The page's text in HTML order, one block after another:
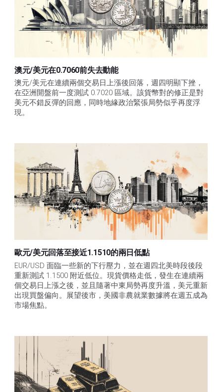
澳元/美元在0.7060前失去動能
澳元/美元在連續兩個交易日上漲後回落，週四明顯下挫，
在亞洲開盤前一度測試 0.7020 區域。該貨幣對的修正是對
美元不錯反彈的回應，同時地緣政治緊張局勢似乎再度浮
現。
歐元/美元回落至接近1.1510的兩日低點
EUR/USD 面臨一些新的下行壓力，並在週四北美時段後段
重新測試 1.1500 附近低位。現貨價格走低，發生在連續兩
個交易日上漲之後，並且隨著中東局勢再度升溫，美元重新
出現買盤偏向。展望後市，美國非農就業數據將在週五成為
市場焦點。